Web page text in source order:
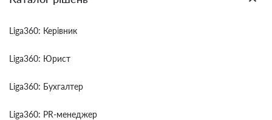
Liga360: Керівник
Liga360: Юрист
Liga360: Бухгалтер
Liga360: PR-менеджер